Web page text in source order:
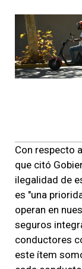
Con respecto
que citó
ilegalidad de
es "una
operan en
seguros
conductores
este ítem